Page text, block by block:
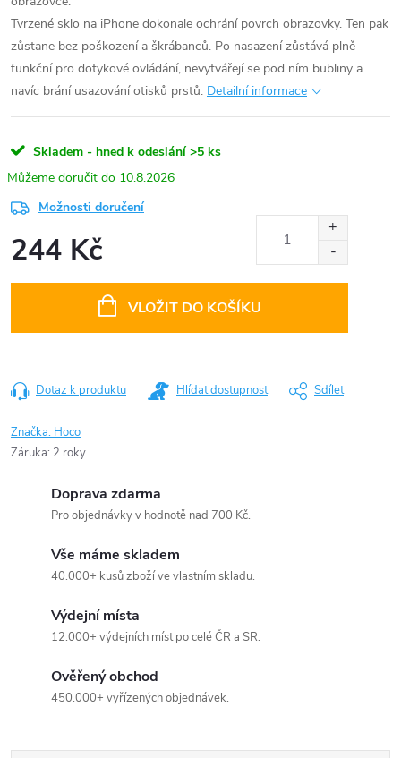
Tvrzené sklo na iPhone dokonale ochrání povrch obrazovky. Ten pak
zůstane bez poškození a škrábanců. Po nasazení zůstává plně
funkční pro dotykové ovládání, nevytvářejí se pod ním bubliny a
navíc brání usazování otisků prstů. Detailní informace
Skladem - hned k odeslání >5 ks
10.8.2026
Možnosti doručení
244 Kč
VLOŽIT DO KOŠÍKU
Dotaz k produktu Hlídat dostupnost Sdílet
Značka: Hoco
Záruka: 2 roky
Doprava zdarma
Pro objednávky v hodnotě nad 700 Kč.
Vše máme skladem
40.000+ kusů zboží ve vlastním skladu.
Výdejní místa
12.000+ výdejních míst po celé ČR a SR.
Ověřený obchod
450.000+ vyřízených objednávek.